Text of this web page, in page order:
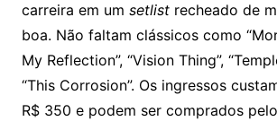
carreira em um setlistrecheado de
boa. Não faltam clássicos como
My Reflection”, “Vision Thing”,
“This Corrosion”. Os ingressos
R$ 350 e podem ser comprados